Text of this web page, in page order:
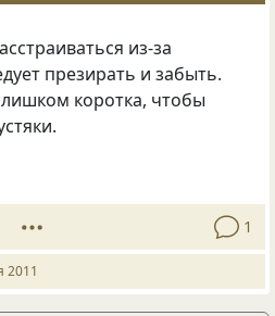
из-за
презирать и забыть.
коротка, чтобы
1
2011